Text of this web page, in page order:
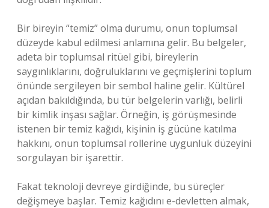
Bir bireyin “temiz” olma durumu, onun toplumsal
düzeyde kabul edilmesi anlamına gelir. Bu belgeler,
adeta bir toplumsal ritüel gibi, bireylerin
saygınlıklarını, doğruluklarını ve geçmişlerini toplum
önünde sergileyen bir sembol haline gelir. Kültürel
açıdan bakıldığında, bu tür belgelerin varlığı, belirli
bir kimlik inşası sağlar. Örneğin, iş görüşmesinde
istenen bir temiz kağıdı, kişinin iş gücüne katılma
hakkını, onun toplumsal rollerine uygunluk düzeyini
sorgulayan bir işarettir.
Fakat teknoloji devreye girdiğinde, bu süreçler
değişmeye başlar. Temiz kağıdını e-devletten almak,